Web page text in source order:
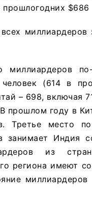
$686
миллиардеров
миллиардеров
(614 в
– 698, включая
прошлом году в
Третье место
занимает Индия
из
региона имеют